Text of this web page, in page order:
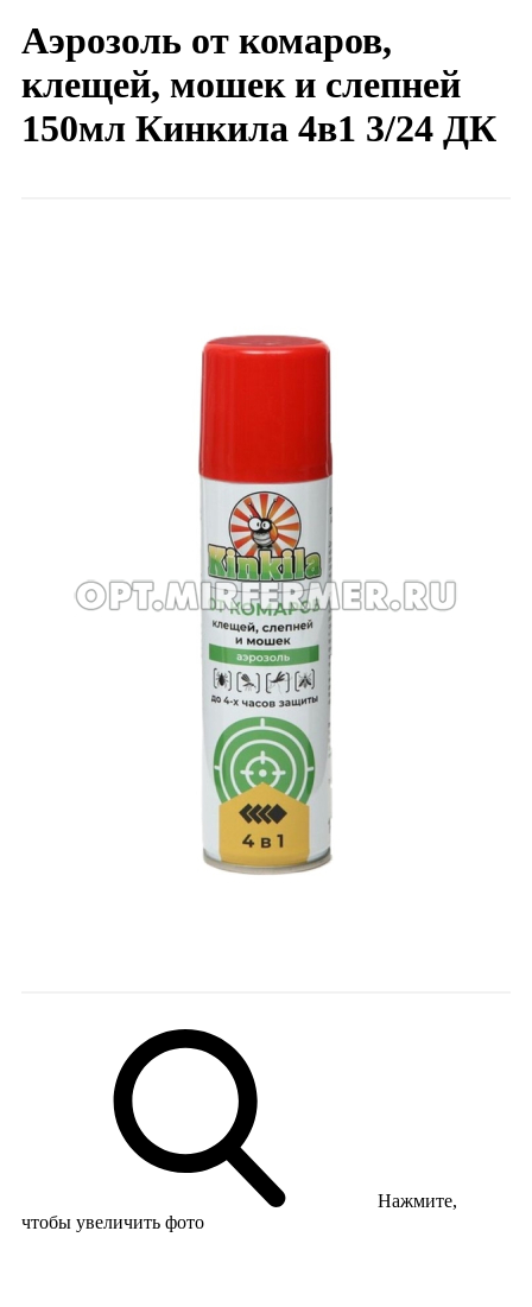
Аэрозоль от комаров,
клещей, мошек и слепней
150мл Кинкила 4в1 3/24 ДК
Нажмите,
чтобы увеличить фото